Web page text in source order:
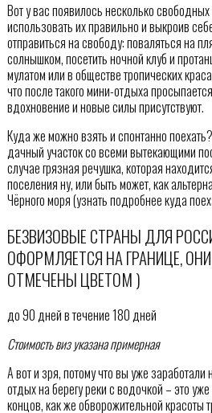
Вот у вас появилось несколько
использовать их правильно и выкроив
отправиться на свободу: поваляться на
солнышком, посетить ночной клуб и
мулатом или в обществе тропических
что после такого мини-отдыха
вдохновение и новые силы присутствуют.
Куда же можно взять и спонтанно
дачный участок со всеми вытекающими
случае грязная речушка, которая
поселения ну, или быть может, как
Чёрного моря (узнать подробнее куда
БЕЗВИЗОВЫЕ СТРАНЫ ДЛЯ
ОФОРМЛЯЕТСЯ НА ГРАНИЦЕ,
ОТМЕЧЕНЫ ЦВЕТОМ )
до 90 дней в течение 180 дней
Стоимость виз указана примерная
А вот и зря, потому что вы уже
отдых на берегу реки с водочкой – это
концов, как же обворожительной красоты